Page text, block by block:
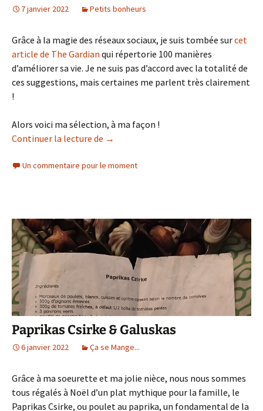
7 janvier 2022 Petits bonheurs
Grâce à la magie des réseaux sociaux, je suis tombée surcet
article de The Gardian qui répertorie 100 manières
d’améliorer sa vie. Je ne suis pas d’accord avec la totalité de
ces suggestions, mais certaines me parlent très clairement
!
Alors voici ma sélection, à ma façon !
Continuer la lecture de 100 façons de bien commencer l’année !
→
Un commentaire pour le moment
Paprikas Csirke & Galuskas
6 janvier 2022 Ça se Mange...
Grâce à ma soeurette et ma jolie nièce, nous nous sommes
tous régalés à Noël d’un plat mythique pour la famille, le
Paprikas Csirke, ou poulet au paprika, un fondamental de la